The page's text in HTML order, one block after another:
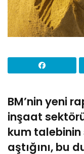
BM’nin yeni
inşaat
kum talebinin
aştığını, bu